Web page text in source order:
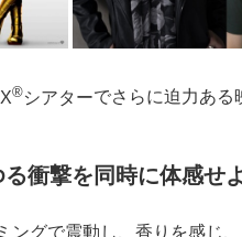
®︎シアターでさらに迫力ある
衝撃を同時に体感せ
ングで震動し、香りを感じ